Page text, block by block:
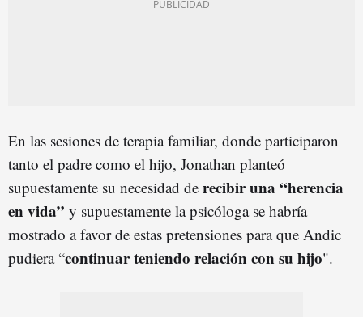
En las sesiones de terapia familiar, donde participaron
tanto el padre como el hijo, Jonathan planteó
supuestamente su necesidad de recibir una “herencia
en vida” y supuestamente la psicóloga se habría
mostrado a favor de estas pretensiones para que Andic
pudiera “continuar teniendo relación con su hijo".